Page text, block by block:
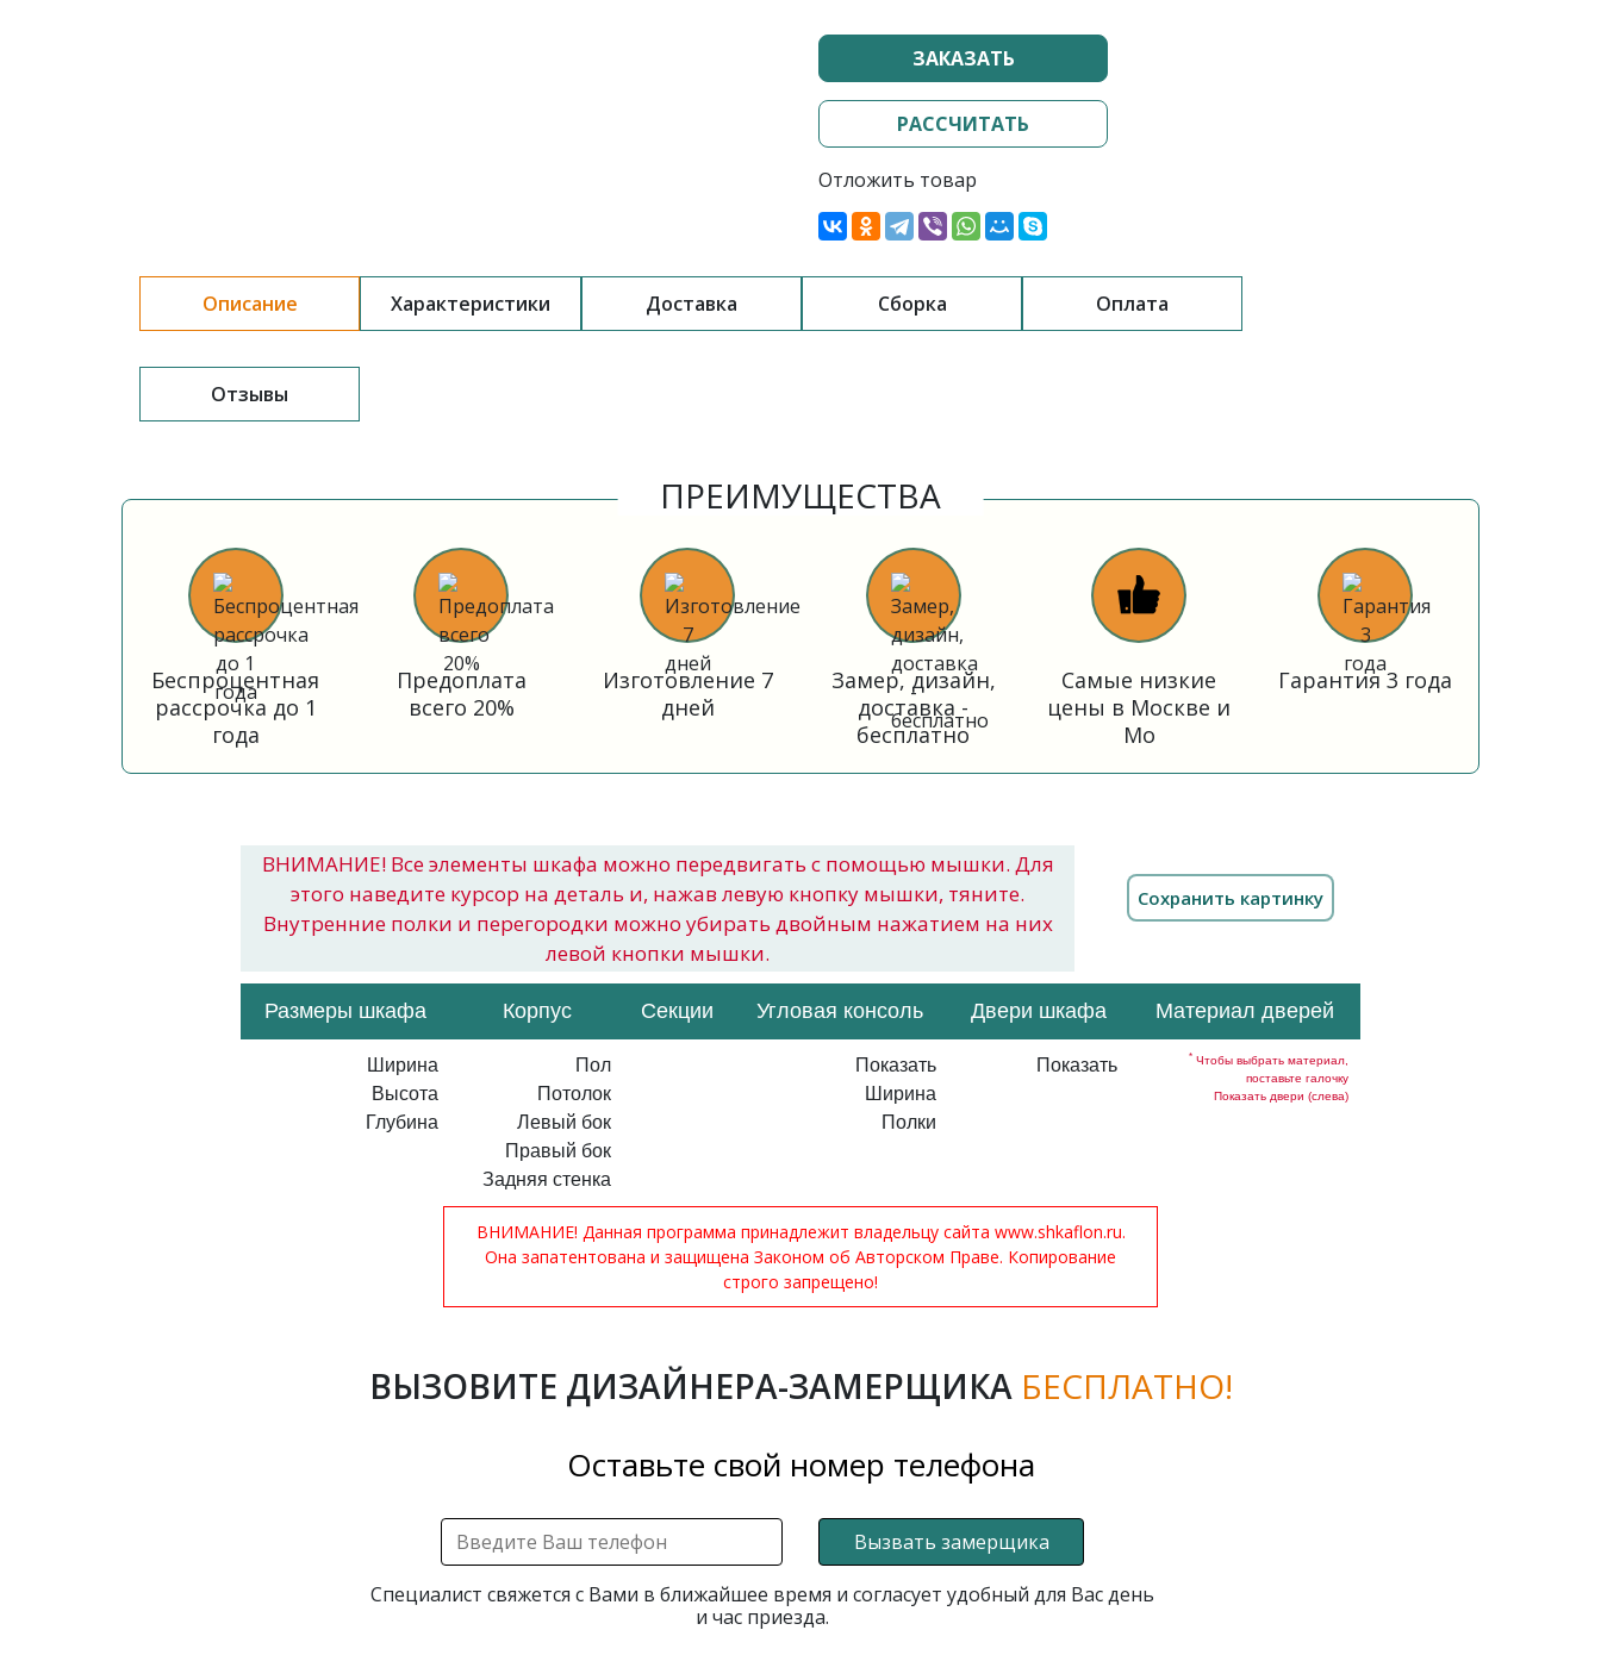
ЗАКАЗАТЬ
РАССЧИТАТЬ
Отложить товар
Описание Характеристики Доставка Сборка Оплата
Отзывы
ПРЕИМУЩЕСТВА
Беспроцентная
рассрочка до 1
года
Предоплата
всего 20%
Изготовление 7
дней
Замер, дизайн,
доставка -
бесплатно
Самые низкие
цены в Москве и
Мо
Гарантия 3 года
ВНИМАНИЕ! Все элементы шкафа можно передвигать с помощью мышки. Для
этого наведите курсор на деталь и, нажав левую кнопку мышки, тяните.
Внутренние полки и перегородки можно убирать двойным нажатием на них
левой кнопки мышки.
Размеры шкафа Корпус Секции Угловая консоль Двери шкафа Материал дверей
Ширина
Высота
Глубина
Пол
Потолок
Левый бок
Правый бок
Задняя стенка
Показать
Ширина
Полки
Показать * Чтобы выбрать материал,
поставьте галочку
Показать двери (слева)
ВНИМАНИЕ! Данная программа принадлежит владельцу сайта www.shkaflon.ru.
Она запатентована и защищена Законом об Авторском Праве. Копирование
строго запрещено!
ВЫЗОВИТЕ ДИЗАЙНЕРА-ЗАМЕРЩИКА БЕСПЛАТНО!
Оставьте свой номер телефона
Вызвать замерщика
Специалист свяжется с Вами в ближайшее время и согласует удобный для Вас день
и час приезда.